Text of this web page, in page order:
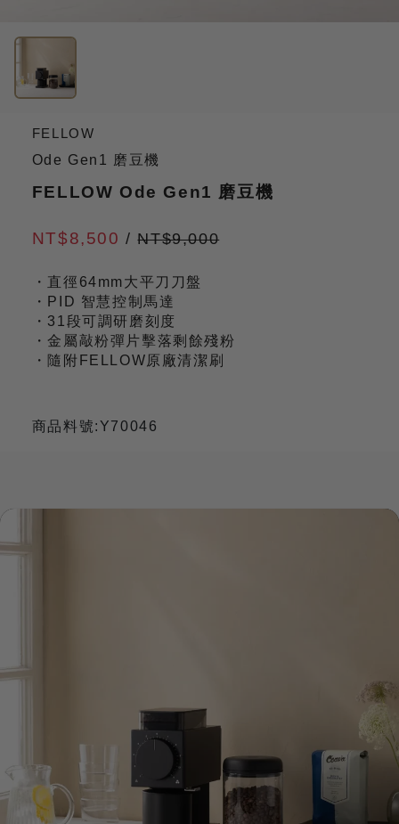
FELLOW
Ode Gen1 磨豆機
FELLOW Ode Gen1 磨豆機
NT$8,500/NT$9,000
・直徑64mm大平刀刀盤
・PID 智慧控制馬達
・31段可調研磨刻度
・金屬敲粉彈片擊落剩餘殘粉
・隨附FELLOW原廠清潔刷
商品料號:Y70046